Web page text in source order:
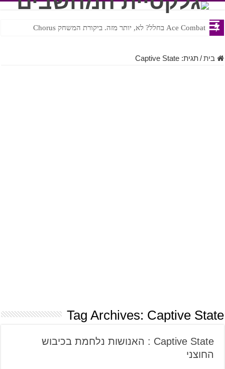
Ace Combat בחלל? לא, יותר מזה. ביקורת המשחק Chorus
Steven Universe והשירים שתורגמו בצורה נוראית לעברית
בית/תגית:Captive State
Tag Archives: Captive State
Captive State : האנושות נלחמת בכיבוש
החוצני